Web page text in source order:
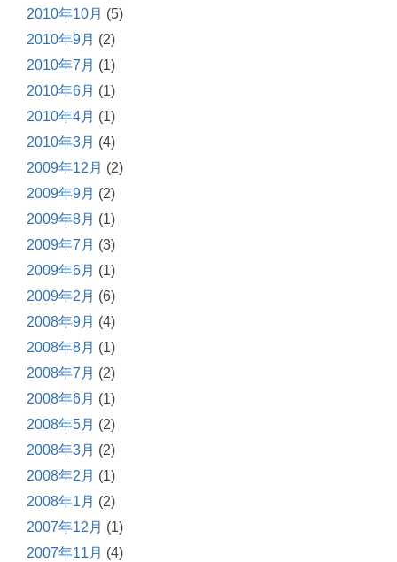
2010年10月 (5)
2010年9月 (2)
2010年7月 (1)
2010年6月 (1)
2010年4月 (1)
2010年3月 (4)
2009年12月 (2)
2009年9月 (2)
2009年8月 (1)
2009年7月 (3)
2009年6月 (1)
2009年2月 (6)
2008年9月 (4)
2008年8月 (1)
2008年7月 (2)
2008年6月 (1)
2008年5月 (2)
2008年3月 (2)
2008年2月 (1)
2008年1月 (2)
2007年12月 (1)
2007年11月 (4)